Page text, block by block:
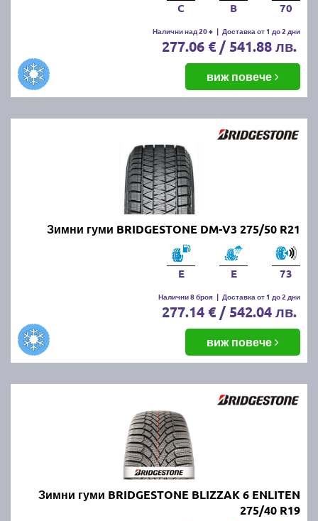
C B 70
Налични над 20 + | Доставка от 1 до 2 дни
277.06 € / 541.88 лв.
виж повече
Зимни гуми BRIDGESTONE DM-V3 275/50 R21
E E 73
Налични 8 броя | Доставка от 1 до 2 дни
277.14 € / 542.04 лв.
виж повече
Зимни гуми BRIDGESTONE BLIZZAK 6 ENLITEN
275/40 R19